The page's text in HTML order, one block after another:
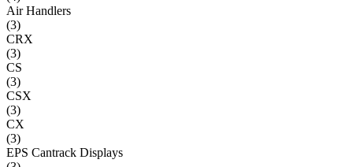
Air Handlers
(3)
CRX
(3)
CS
(3)
CSX
(3)
CX
(3)
EPS Cantrack Displays